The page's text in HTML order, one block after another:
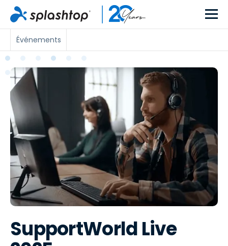
Événements
SupportWorld Live